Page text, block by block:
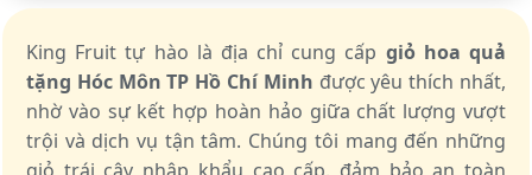
King Fruit tự hào là địa chỉ cung cấp giỏ hoa quả
tặng Hóc Môn TP Hồ Chí Minh được yêu thích nhất,
nhờ vào sự kết hợp hoàn hảo giữa chất lượng vượt
trội và dịch vụ tận tâm. Chúng tôi mang đến những